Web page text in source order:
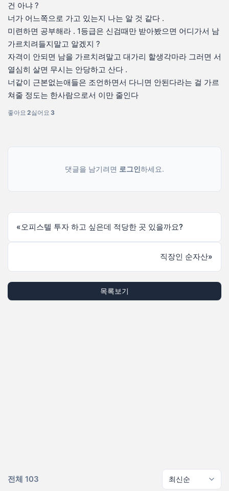
건 아냐 ?
너가 어느쪽으로 가고 있는지 나는 알 것 같다 .
미련하면 공부해라 . 1등급은 신검때만 받아봤으면 어디가서 남
가르치려들지말고 알겠지 ?
자격이 안되면 남을 가르치려말고 대가리 할생각마라 그러면 서
열심히 살면 무시는 안당하고 산다 .
너같이 근본없는애들은 조언하면서 다니면 안된다라는 걸 가르
쳐줄 정도는 한사람으로서 이만 줄인다
좋아요 2싫어요 3
댓글을 남기려면 로그인하세요.
«오피스텔 투자 하고 싶은데 적당한 곳 있을까요?
직장인 순자산»
목록보기
전체 103